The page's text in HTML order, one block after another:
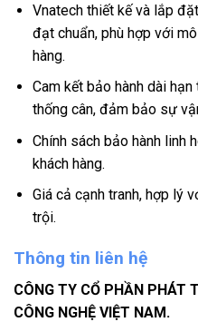
Vnatech thiết kế và lắp
đạt chuẩn, phù hợp với
hàng.
Cam kết bảo hành dài
thống cân, đảm bảo sự
Chính sách bảo hành linh
khách hàng.
Giá cả cạnh tranh, hợp lý
trội.
Thông tin liên hệ
CÔNG TY CỔ PHẦN PHÁT
CÔNG NGHỆ VIỆT NAM.